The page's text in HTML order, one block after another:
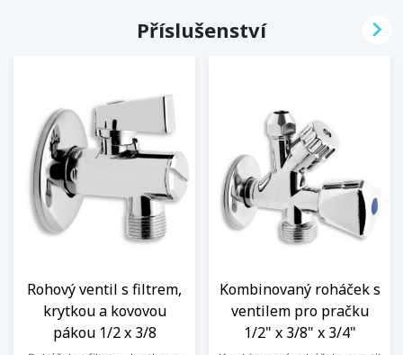
Příslušenství
Rohový ventil s filtrem,
krytkou a kovovou
pákou 1/2 x 3/8
Kombinovaný roháček s
ventilem pro pračku
1/2" x 3/8" x 3/4"
